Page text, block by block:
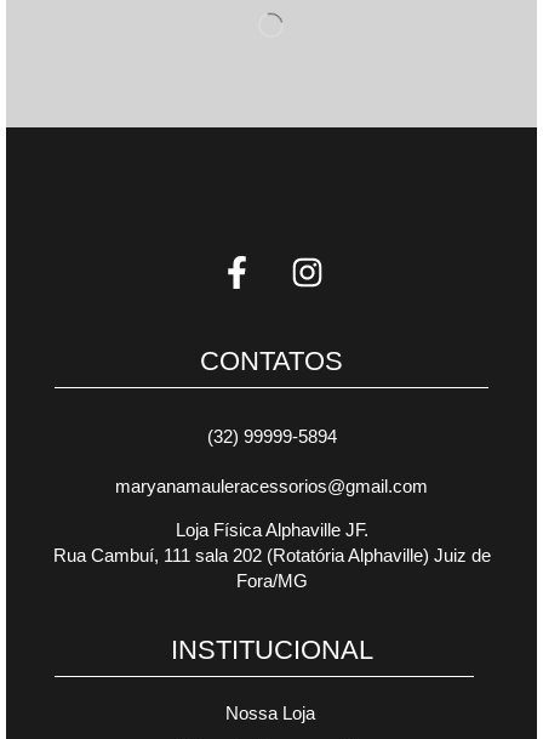
CONTATOS
(32) 99999-5894
maryanamauleracessorios@gmail.com
Loja Física Alphaville JF.
Rua Cambuí, 111 sala 202 (Rotatória Alphaville) Juiz de
Fora/MG
INSTITUCIONAL
Nossa Loja